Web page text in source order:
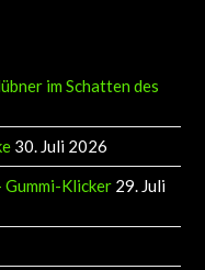
im Schatten des
30. Juli 2026
Klicker 29. Juli